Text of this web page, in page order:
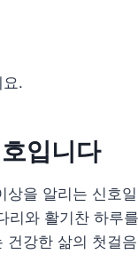
.
입니다
상을 알리는 신호일
리와 활기찬 하루를
건강한 삶의 첫걸음